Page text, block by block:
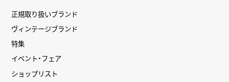
正規取り扱いブランド
ヴィンテージブランド
特集
イベント・フェア
ショップリスト